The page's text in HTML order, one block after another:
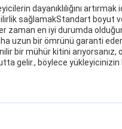
dayanıklılığını
sağlamakStandart boyut
zaman en iyi durumda
uzun bir ömrünü garanti
bir mühür kitini arıyorsanız,
gelir., böylece yükleyicinizin